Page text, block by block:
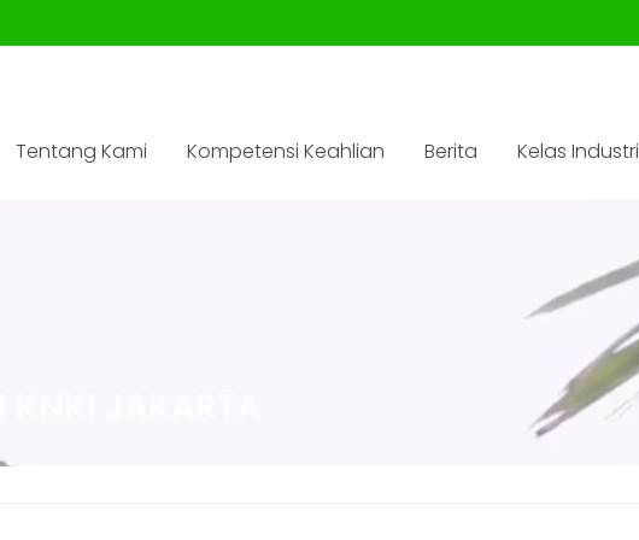
Tentang Kami Kompetensi Keahlian Berita Kelas Industri
JAKARTA